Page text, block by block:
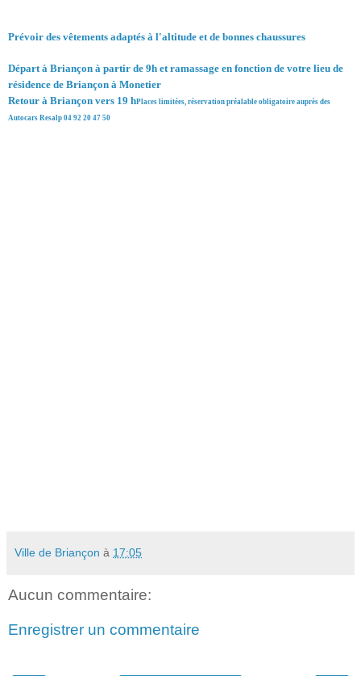
Prévoir des vêtements adaptés à l'altitude et de bonnes chaussures
Départ à Briançon à partir de 9h et ramassage en fonction de votre lieu de
résidence de Briançon à Monetier
Retour à Briançon vers 19 hPlaces limitées, réservation préalable obligatoire auprès des
Autocars Resalp 04 92 20 47 50
Ville de Briançon à 17:05
Aucun commentaire:
Enregistrer un commentaire